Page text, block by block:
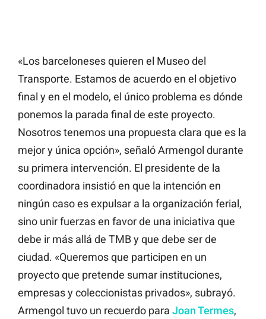
«Los barceloneses quieren el Museo del
Transporte. Estamos de acuerdo en el objetivo
final y en el modelo, el único problema es dónde
ponemos la parada final de este proyecto.
Nosotros tenemos una propuesta clara que es la
mejor y única opción», señaló Armengol durante
su primera intervención. El presidente de la
coordinadora insistió en que la intención en
ningún caso es expulsar a la organización ferial,
sino unir fuerzas en favor de una iniciativa que
debe ir más allá de TMB y que debe ser de
ciudad. «Queremos que participen en un
proyecto que pretende sumar instituciones,
empresas y coleccionistas privados», subrayó.
Armengol tuvo un recuerdo para Joan Termes,